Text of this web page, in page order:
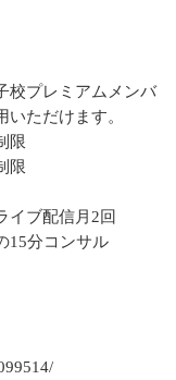
校プレミアムメンバ
ただけます。
限
限
イブ配信月2回
15分コンサル